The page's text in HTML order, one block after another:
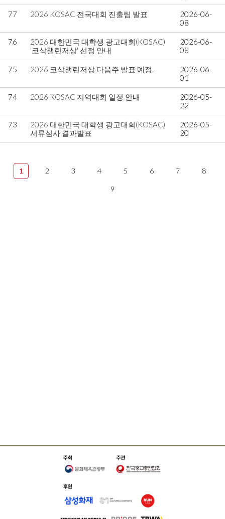
77 2026 KOSAC 전국대회 진출팀 발표
2026-06-
08
76
2026 대한민국 대학생 광고대회(KOSAC)
'코삭챌린저상' 선정 안내
2026-06-
08
75 2026 코삭챌린저상 다음주 발표 예정.
2026-06-
01
74 2026 KOSAC 지역대회 일정 안내
2026-05-
22
73
2026 대한민국 대학생 광고대회(KOSAC)
서류심사 결과발표
2026-05-
20
1 2 3 4 5 6 7 8
9